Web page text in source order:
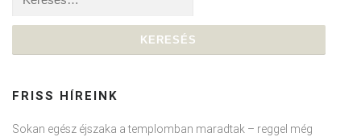
FRISS HÍREINK
Sokan egész éjszaka a templomban maradtak – reggel még